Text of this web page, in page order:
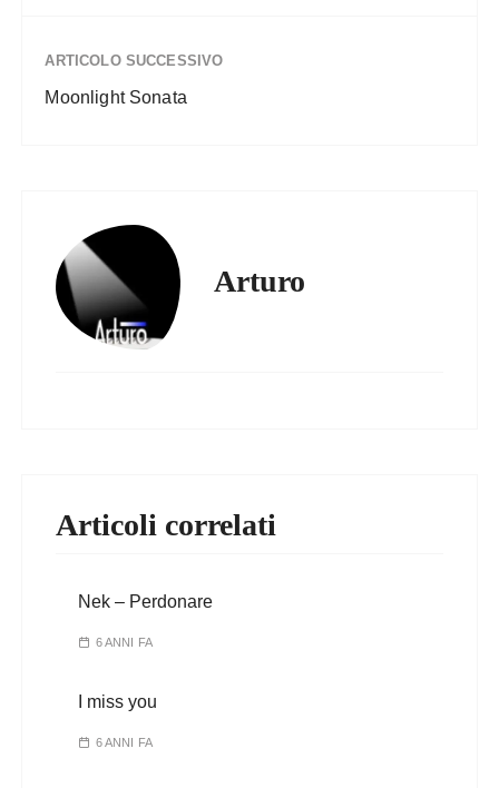
ARTICOLO SUCCESSIVO
Moonlight Sonata
Arturo
Articoli correlati
Nek – Perdonare
6 ANNI FA
I miss you
6 ANNI FA